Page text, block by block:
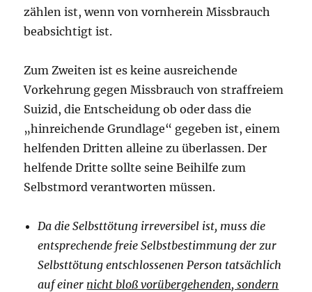
zählen ist, wenn von vornherein Missbrauch
beabsichtigt ist.
Zum Zweiten ist es keine ausreichende
Vorkehrung gegen Missbrauch von straffreiem
Suizid, die Entscheidung ob oder dass die
„hinreichende Grundlage“ gegeben ist, einem
helfenden Dritten alleine zu überlassen. Der
helfende Dritte sollte seine Beihilfe zum
Selbstmord verantworten müssen.
Da die Selbsttötung irreversibel ist, muss die
entsprechende freie Selbstbestimmung der zur
Selbsttötung entschlossenen Person tatsächlich
auf einer nicht bloß vorübergehenden, sondern